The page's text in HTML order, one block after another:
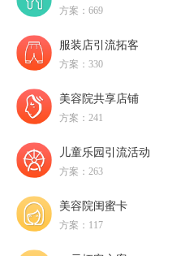
方案：669
服装店引流拓客
方案：330
美容院共享店铺
方案：241
儿童乐园引流活动
方案：263
美容院闺蜜卡
方案：117